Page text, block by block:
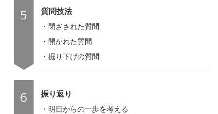
質問技法
・閉ざされた質問
・開かれた質問
・掘り下げの質問
振り返り
・明日からの一歩を考える